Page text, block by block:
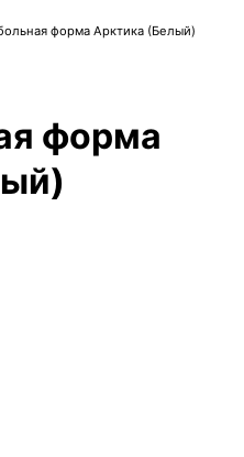
форма Арктика (Белый)
форма